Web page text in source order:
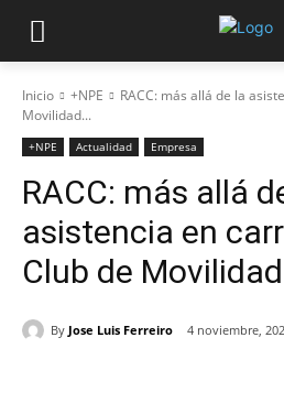
Inicio +NPE
RACC: más allá de la
Movilidad...
+NPE Actualidad Empresa
RACC: más allá
asistencia en
Club de
By Jose Luis Ferreiro 4 noviembre,